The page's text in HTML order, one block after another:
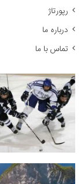
رپورتاژ
درباره ما
تماس با ما